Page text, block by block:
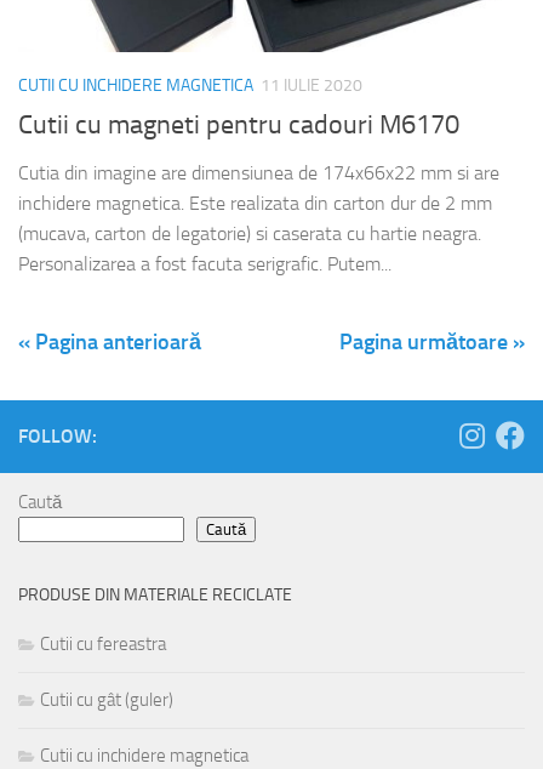
CUTII CU INCHIDERE MAGNETICA 11 IULIE 2020
Cutii cu magneti pentru cadouri M6170
Cutia din imagine are dimensiunea de 174x66x22 mm si are
inchidere magnetica. Este realizata din carton dur de 2 mm
(mucava, carton de legatorie) si caserata cu hartie neagra.
Personalizarea a fost facuta serigrafic. Putem...
« Pagina anterioară Pagina următoare »
FOLLOW:
Caută
Caută
PRODUSE DIN MATERIALE RECICLATE
Cutii cu fereastra
Cutii cu gât (guler)
Cutii cu inchidere magnetica